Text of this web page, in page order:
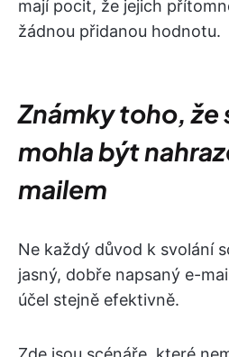
mají pocit, že jejich
žádnou přidanou hodnotu.
Známky toho, že
mohla být
mailem
Ne každý důvod k svolání
jasný, dobře napsaný e-
účel stejně efektivně.